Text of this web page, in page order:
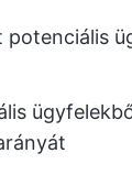
potenciális